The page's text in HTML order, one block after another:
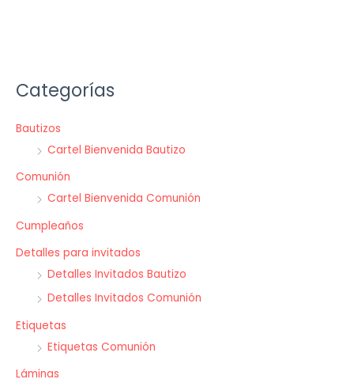
Categorías
Bautizos
Cartel Bienvenida Bautizo
Comunión
Cartel Bienvenida Comunión
Cumpleaños
Detalles para invitados
Detalles Invitados Bautizo
Detalles Invitados Comunión
Etiquetas
Etiquetas Comunión
Láminas